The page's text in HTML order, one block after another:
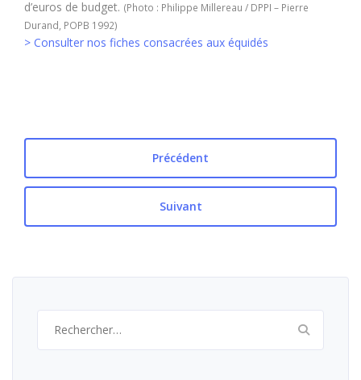
d’euros de budget. (Photo : Philippe Millereau / DPPI – Pierre
Durand, POPB 1992)
> Consulter nos fiches consacrées aux équidés
Précédent
Suivant